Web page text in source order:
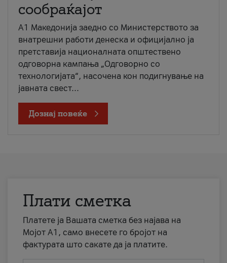
сообраќајот
A1 Македонија заедно со Министерството за
внатрешни работи денеска и официјално ја
претставија националната општествено
одговорна кампања „Одговорно со
технологијата“, насочена кон подигнување на
јавната свест...
Дознај повеќе
Плати сметка
Платете ја Вашата сметка без најава на
Мојот А1, само внесете го бројот на
фактурата што сакате да ја платите.